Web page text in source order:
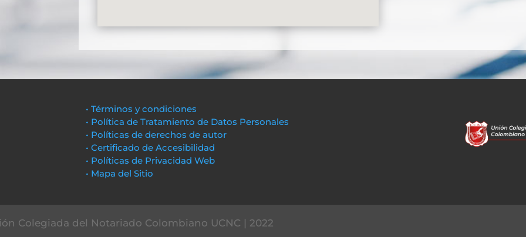
• Términos y condiciones
• Política de Tratamiento de Datos Personales
• Políticas de derechos de autor
• Certificado de Accesibilidad
• Políticas de Privacidad Web
• Mapa del Sitio
Colegiada del Notariado Colombiano UCNC | 2022